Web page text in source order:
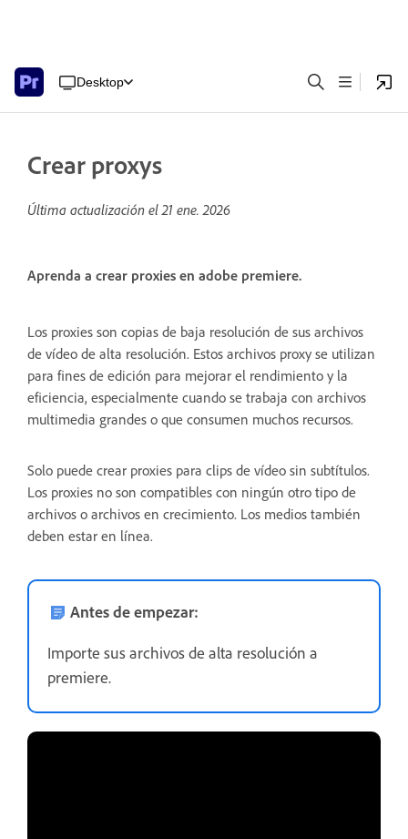
Desktop
Crear proxys
Última actualización el21 ene. 2026
Aprenda a crear proxies en adobe premiere.
Los proxies son copias de baja resolución de sus archivos
de vídeo de alta resolución. Estos archivos proxy se utilizan
para fines de edición para mejorar el rendimiento y la
eficiencia, especialmente cuando se trabaja con archivos
multimedia grandes o que consumen muchos recursos.
Solo puede crear proxies para clips de vídeo sin subtítulos.
Los proxies no son compatibles con ningún otro tipo de
archivos o archivos en crecimiento. Los medios también
deben estar en línea.
Antes de empezar:
Importe sus archivos de alta resolución a
premiere.